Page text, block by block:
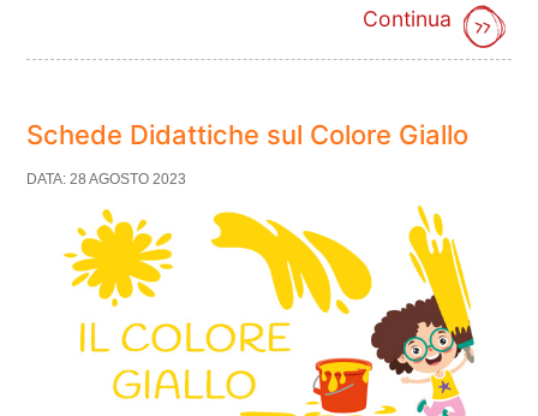
Continua
Schede Didattiche sul Colore Giallo
DATA: 28 AGOSTO 2023